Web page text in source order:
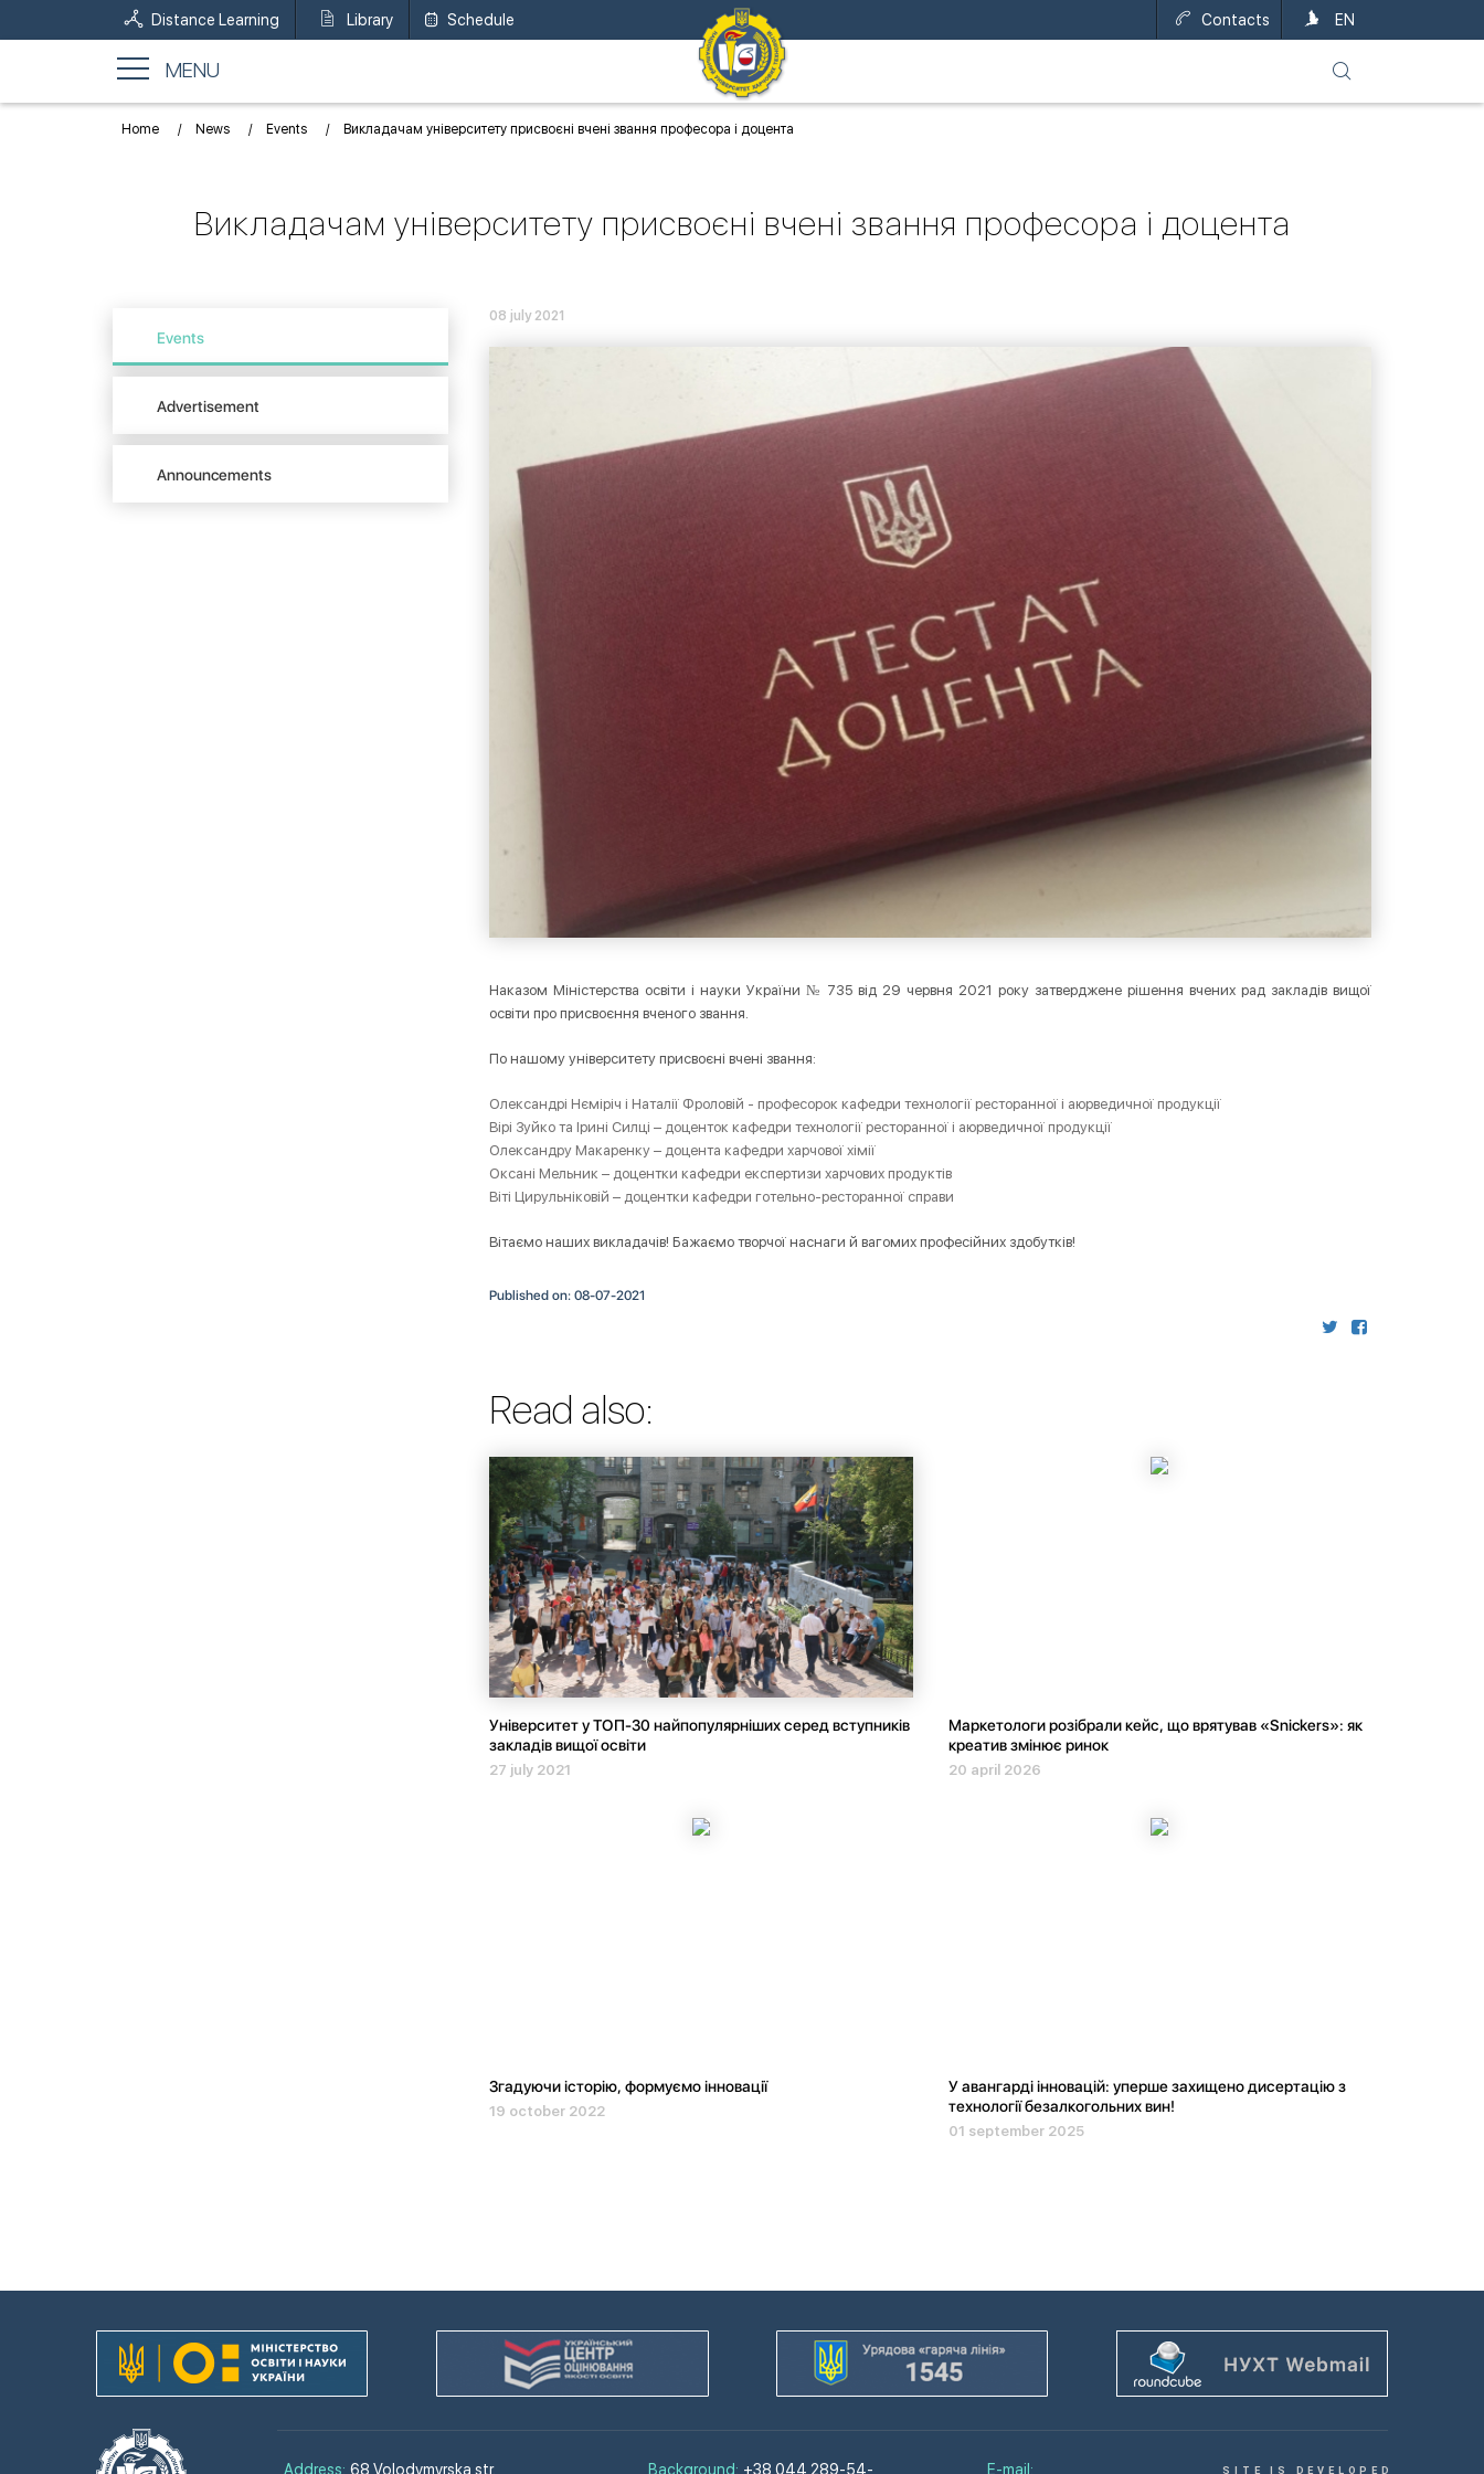
Distance Learning Library Schedule EN
UA
Contacts
MENU
Home News Events Викладачам університету присвоєні вчені звання професора і доцента
Викладачам університету присвоєні вчені звання професора і доцента
Events
Advertisement
Announcements
08 july 2021
Наказом Міністерства освіти і науки України № 735 від 29 червня 2021 року затверджене рішення вчених рад закладів вищої
освіти про присвоєння вченого звання.
По нашому університету присвоєні вчені звання:
Олександрі Нєміріч і Наталії Фроловій - професорок кафедри технології ресторанної і аюрведичної продукції
Вірі Зуйко та Ірині Силці – доценток кафедри технології ресторанної і аюрведичної продукції
Олександру Макаренку – доцента кафедри харчової хімії
Оксані Мельник – доцентки кафедри експертизи харчових продуктів
Віті Цирульніковій – доцентки кафедри готельно-ресторанної справи
Вітаємо наших викладачів! Бажаємо творчої наснаги й вагомих професійних здобутків!
Published on: 08-07-2021
Read also:
Університет у ТОП-30 найпопулярніших серед вступників
закладів вищої освіти
27 july 2021
Маркетологи розібрали кейс, що врятував «Snickers»: як
креатив змінює ринок
20 april 2026
Згадуючи історію, формуємо інновації
19 october 2022
У авангарді інновацій: уперше захищено дисертацію з
технології безалкогольних вин!
01 september 2025
Address: 68 Volodymyrska str., Background: +38 044 289-54- E-mail: SITE IS DEVELOPED